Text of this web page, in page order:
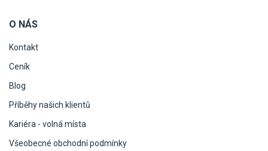
O NÁS
Kontakt
Ceník
Blog
Příběhy našich klientů
Kariéra - volná místa
Všeobecné obchodní podmínky